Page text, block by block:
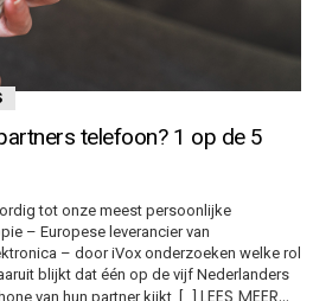
telefoon? 1 op de 5
tot onze meest persoonlijke
– Europese leverancier van
– door iVox onderzoeken welke rol
blijkt dat één op de vijf Nederlanders
van hun partner kijkt, […]